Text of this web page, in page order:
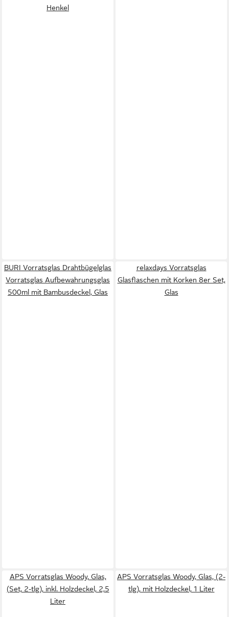
Henkel
BURI Vorratsglas Drahtbügelglas
Vorratsglas Aufbewahrungsglas
500ml mit Bambusdeckel, Glas
relaxdays Vorratsglas
Glasflaschen mit Korken 8er Set,
Glas
APS Vorratsglas Woody, Glas,
(Set, 2-tlg), inkl. Holzdeckel, 2,5
Liter
APS Vorratsglas Woody, Glas, (2-
tlg), mit Holzdeckel, 1 Liter